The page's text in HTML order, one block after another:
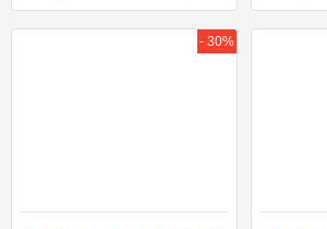
- 30%